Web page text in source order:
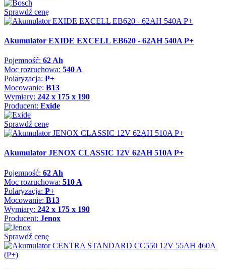
Sprawdź cenę
Akumulator EXIDE EXCELL EB620 - 62AH 540A P+
Pojemność: 62 Ah
Moc rozruchowa: 540 A
Polaryzacja: P+
Mocowanie: B13
Wymiary: 242 x 175 x 190
Producent: Exide
Sprawdź cenę
Akumulator JENOX CLASSIC 12V 62AH 510A P+
Pojemność: 62 Ah
Moc rozruchowa: 510 A
Polaryzacja: P+
Mocowanie: B13
Wymiary: 242 x 175 x 190
Producent: Jenox
Sprawdź cenę